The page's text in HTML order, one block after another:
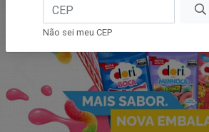
Não sei meu CEP